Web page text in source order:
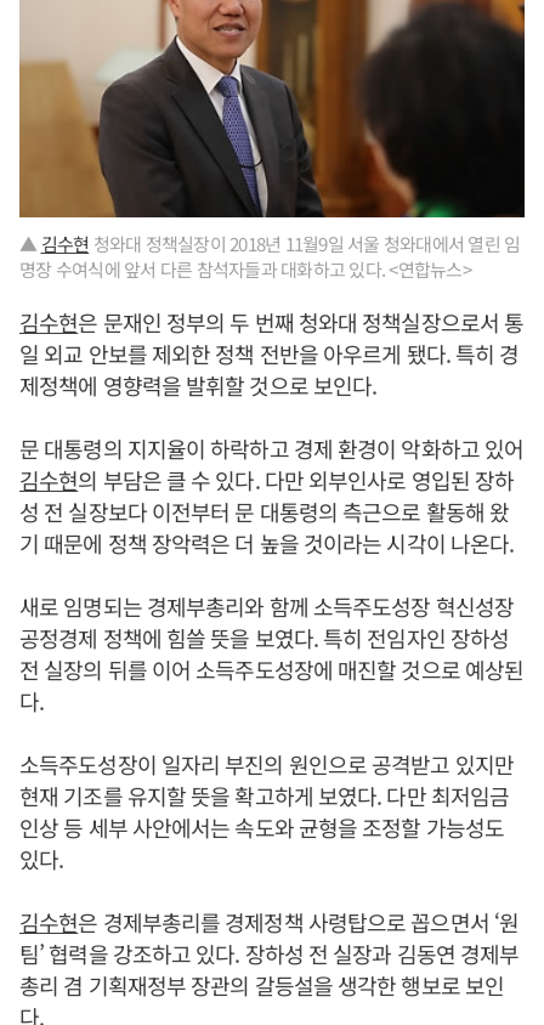
▲ 김수현 청와대 정책실장이 2018년 11월9일 서울 청와대에서 열린 임
명장 수여식에 앞서 다른 참석자들과 대화하고 있다. <연합뉴스>
김수현은 문재인 정부의 두 번째 청와대 정책실장으로서 통
일 외교 안보를 제외한 정책 전반을 아우르게 됐다. 특히 경
제정책에 영향력을 발휘할 것으로 보인다.
문 대통령의 지지율이 하락하고 경제 환경이 악화하고 있어
김수현의 부담은 클 수 있다. 다만 외부인사로 영입된 장하
성 전 실장보다 이전부터 문 대통령의 측근으로 활동해 왔
기 때문에 정책 장악력은 더 높을 것이라는 시각이 나온다.
새로 임명되는 경제부총리와 함께 소득주도성장 혁신성장
공정경제 정책에 힘쓸 뜻을 보였다. 특히 전임자인 장하성
전 실장의 뒤를 이어 소득주도성장에 매진할 것으로 예상된
다.
소득주도성장이 일자리 부진의 원인으로 공격받고 있지만
현재 기조를 유지할 뜻을 확고하게 보였다. 다만 최저임금
인상 등 세부 사안에서는 속도와 균형을 조정할 가능성도
있다.
김수현은 경제부총리를 경제정책 사령탑으로 꼽으면서 ‘원
팀’ 협력을 강조하고 있다. 장하성 전 실장과 김동연 경제부
총리 겸 기획재정부 장관의 갈등설을 생각한 행보로 보인
다.